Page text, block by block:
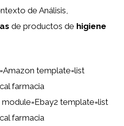
de Análisis,
de productos de higiene
template=list
farmacia
template=list
farmacia